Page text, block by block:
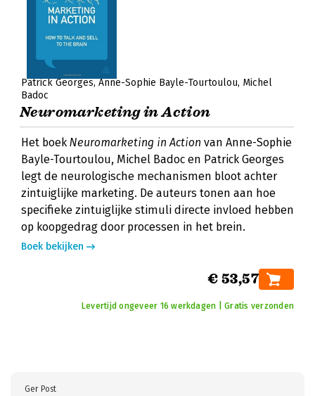
Patrick Georges Anne-Sophie Bayle-Tourtoulou Michel
Badoc
Neuromarketing in Action
Het boek Neuromarketing in Action van Anne-Sophie
Bayle-Tourtoulou, Michel Badoc en Patrick Georges
legt de neurologische mechanismen bloot achter
zintuiglijke marketing. De auteurs tonen aan hoe
specifieke zintuiglijke stimuli directe invloed hebben
op koopgedrag door processen in het brein.
Boek bekijken
€ 53,57
Levertijd ongeveer 16 werkdagen | Gratis verzonden
Ger Post